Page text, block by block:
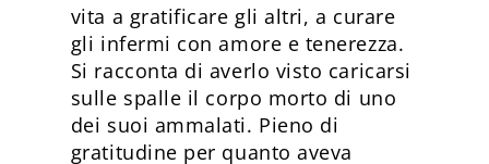
vita a gratificare gli altri, a curare
gli infermi con amore e tenerezza.
Si racconta di averlo visto caricarsi
sulle spalle il corpo morto di uno
dei suoi ammalati. Pieno di
gratitudine per quanto aveva